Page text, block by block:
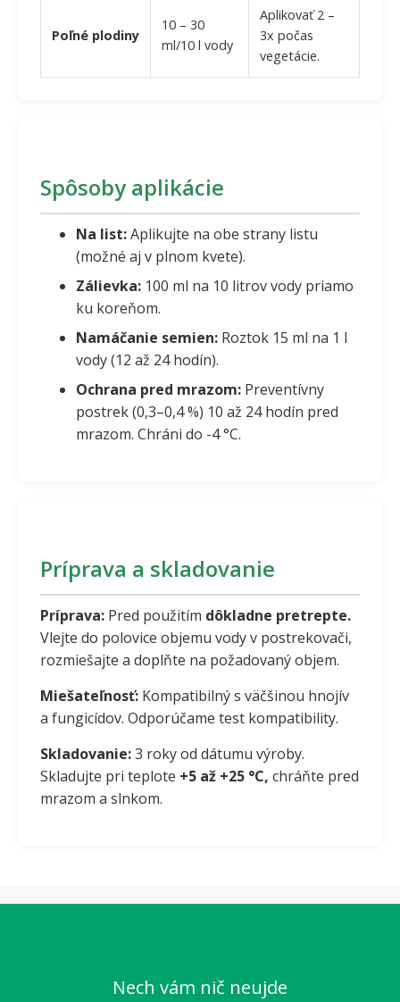
Poľné plodiny
10 – 30
ml/10 l vody
Aplikovať 2 –
3x počas
vegetácie.
Spôsoby aplikácie
Na list:Aplikujte na obe strany listu
(možné aj v plnom kvete).
Zálievka: 100 ml na 10 litrov vody priamo
ku koreňom.
Namáčanie semien: Roztok 15 ml na 1 l
vody (12 až 24 hodín).
Ochrana pred mrazom: Preventívny
postrek (0,3–0,4 %) 10 až 24 hodín pred
mrazom. Chráni do -4 °C.
Príprava a skladovanie
Príprava: Pred použitím dôkladne pretrepte.
Vlejte do polovice objemu vody v postrekovači,
rozmiešajte a doplňte na požadovaný objem.
Miešateľnosť: Kompatibilný s väčšinou hnojív
a fungicídov. Odporúčame test kompatibility.
Skladovanie:3 roky od dátumu výroby.
Skladujte pri teplote +5 až +25 °C, chráňte pred
mrazom a slnkom.
Nech vám nič neujde